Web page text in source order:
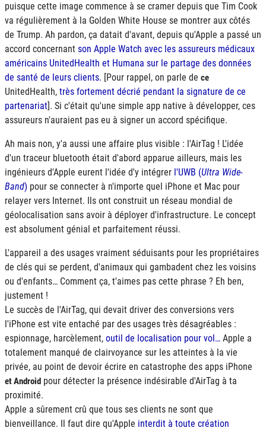
puisque cette image commence à se cramer depuis que Tim Cook
va régulièrement à la Golden White House se montrer aux côtés
de Trump. Ah pardon, ça datait d'avant, depuis qu'Apple a passé un
accord concernant son Apple Watch avec les assureurs médicaux
américains UnitedHealth et Humana sur le partage des données
de santé de leurs clients. [Pour rappel, on parle de ce
UnitedHealth, très fortement décrié pendant la signature de ce
partenariat]. Si c'était qu'une simple app native à développer, ces
assureurs n'auraient pas eu à signer un accord spécifique.
Ah mais non, y'a aussi une affaire plus visible : l'AirTag ! L'idée
d'un traceur bluetooth était d'abord apparue ailleurs, mais les
ingénieurs d'Apple eurent l'idée d'y intégrer l'UWB (Ultra Wide-
Band) pour se connecter à n'importe quel iPhone et Mac pour
relayer vers Internet. Ils ont construit un réseau mondial de
géolocalisation sans avoir à déployer d'infrastructure. Le concept
est absolument génial et parfaitement réussi.
L'appareil a des usages vraiment séduisants pour les propriétaires
de clés qui se perdent, d'animaux qui gambadent chez les voisins
ou d'enfants… Comment ça, t'aimes pas cette phrase ? Eh ben,
justement !
Le succès de l'AirTag, qui devait driver des conversions vers
l'iPhone est vite entaché par des usages très désagréables :
espionnage, harcèlement, outil de localisation pour vol… Apple a
totalement manqué de clairvoyance sur les atteintes à la vie
privée, au point de devoir écrire en catastrophe des apps iPhone
et Android pour détecter la présence indésirable d'AirTag à ta
proximité.
Apple a sûrement crû que tous ses clients ne sont que
bienveillance. Il faut dire qu'Apple interdit à toute création